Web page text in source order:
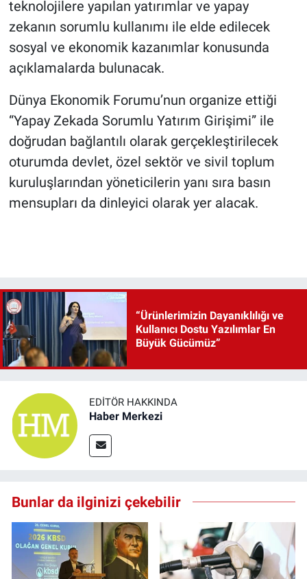
teknolojilere yapılan yatırımlar ve yapay
zekanın sorumlu kullanımı ile elde edilecek
sosyal ve ekonomik kazanımlar konusunda
açıklamalarda bulunacak.
Dünya Ekonomik Forumu’nun organize ettiği
“Yapay Zekada Sorumlu Yatırım Girişimi” ile
doğrudan bağlantılı olarak gerçekleştirilecek
oturumda devlet, özel sektör ve sivil toplum
kuruluşlarından yöneticilerin yanı sıra basın
mensupları da dinleyici olarak yer alacak.
“Ürünlerimizin Dayanıklılığı ve
Kullanıcı Dostu Yazılımlar En
Büyük Gücümüz”
EDITÖR HAKKINDA
Haber Merkezi
Bunlar da ilginizi çekebilir